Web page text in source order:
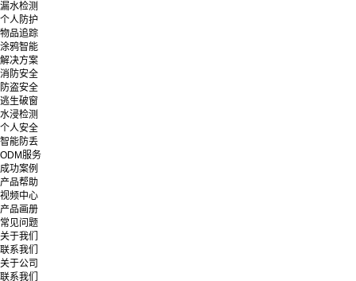
漏水检测
个人防护
物品追踪
涂鸦智能
解决方案
消防安全
防盗安全
逃生破窗
水浸检测
个人安全
智能防丢
ODM服务
成功案例
产品帮助
视频中心
产品画册
常见问题
关于我们
联系我们
关于公司
联系我们